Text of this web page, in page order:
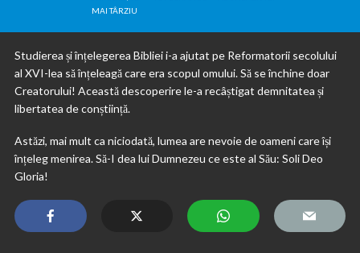
MAI TÂRZIU
Studierea și înțelegerea Bibliei i-a ajutat pe Reformatorii secolului
al XVI-lea să înțeleagă care era scopul omului. Să se închine doar
Creatorului! Această descoperire le-a recâștigat demnitatea și
libertatea de conștiință.
Astăzi, mai mult ca niciodată, lumea are nevoie de oameni care își
înțeleg menirea. Să-I dea lui Dumnezeu ce este al Său: Soli Deo
Gloria!